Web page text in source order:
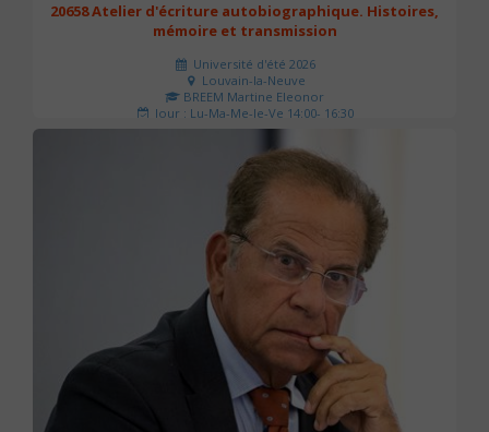
20658 Atelier d'écriture autobiographique. Histoires,
mémoire et transmission
Université d'été 2026
Louvain-la-Neuve
BREEM Martine Eleonor
Jour : Lu-Ma-Me-Je-Ve 14:00- 16:30
Nombre de séances : 3